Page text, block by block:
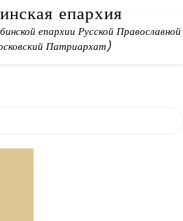
епархия
епархии Русской Православной
Патриархат)